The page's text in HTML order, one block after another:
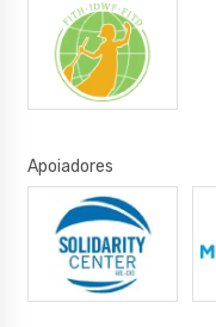
Apoiadores